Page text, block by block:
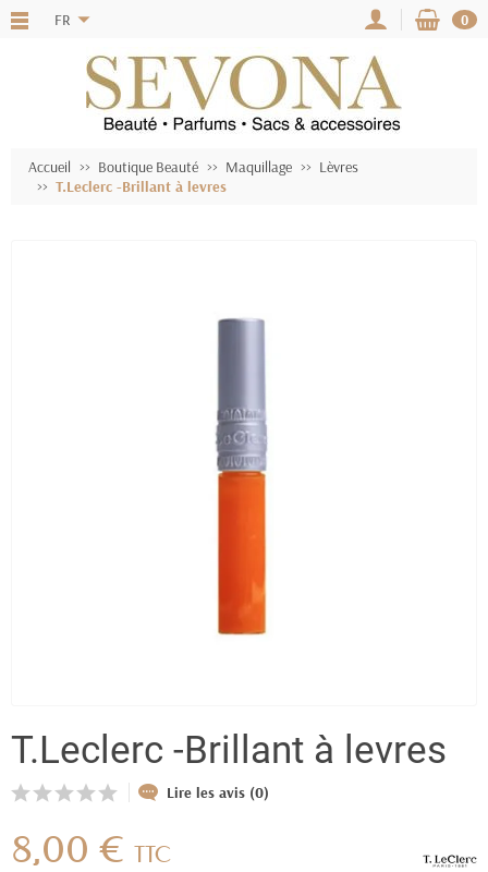
FR 0
Accueil Boutique Beauté Maquillage
Lèvres
T.Leclerc -Brillant à levres
T.Leclerc -Brillant à levres
Lire les avis (0)
8,00 € TTC